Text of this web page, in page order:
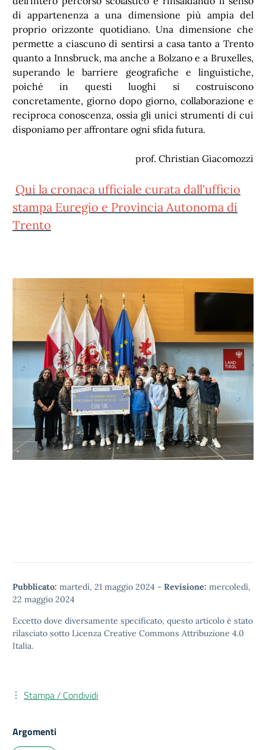
di appartenenza a una dimensione più ampia del
proprio orizzonte quotidiano. Una dimensione che
permette a ciascuno di sentirsi a casa tanto a Trento
quanto a Innsbruck, ma anche a Bolzano e a Bruxelles,
superando le barriere geografiche e linguistiche,
poiché in questi luoghi si costruiscono
concretamente, giorno dopo giorno, collaborazione e
reciproca conoscenza, ossia gli unici strumenti di cui
disponiamo per affrontare ogni sfida futura.
prof. Christian Giacomozzi
Qui la cronaca ufficiale curata dall'ufficio
stampa Euregio e Provincia Autonoma di
Trento
Pubblicato: martedì, 21 maggio 2024 - Revisione: mercoledì,
22 maggio 2024
Eccetto dove diversamente specificato, questo articolo è stato
rilasciato sotto Licenza Creative Commons Attribuzione 4.0
Italia.
Stampa / Condividi
Argomenti